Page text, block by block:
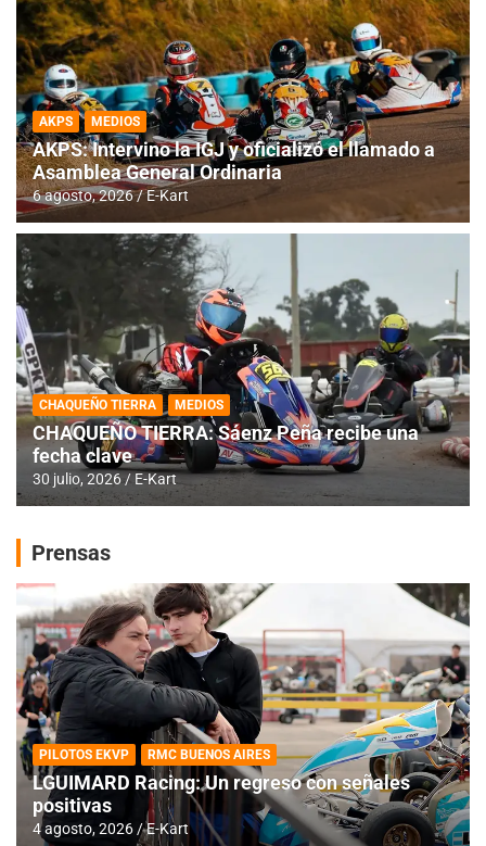
AKPS MEDIOS
AKPS: Intervino la IGJ y oficializó el llamado a
Asamblea General Ordinaria
6 agosto, 2026 E-Kart
CHAQUEÑO TIERRA MEDIOS
CHAQUEÑO TIERRA: Sáenz Peña recibe una
fecha clave
30 julio, 2026 E-Kart
Prensas
PILOTOS EKVP RMC BUENOS AIRES
LGUIMARD Racing: Un regreso con señales
positivas
4 agosto, 2026 E-Kart